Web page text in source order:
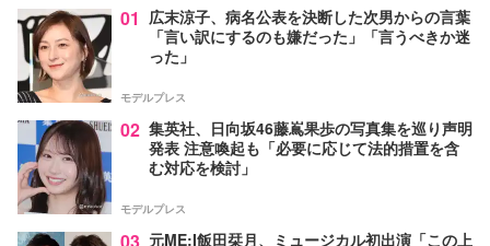
01 広末涼子、病名公表を決断した次男からの言葉
「言い訳にするのも嫌だった」「言うべきか迷
った」
モデルプレス
02 集英社、日向坂46藤嶌果歩の写真集を巡り声明
発表 注意喚起も「必要に応じて法的措置を含
む対応を検討」
モデルプレス
03 元ME:I飯田栞月、ミュージカル初出演「この上